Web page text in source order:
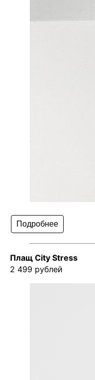
Подробнее
Плащ City Stress
2 499 рублей